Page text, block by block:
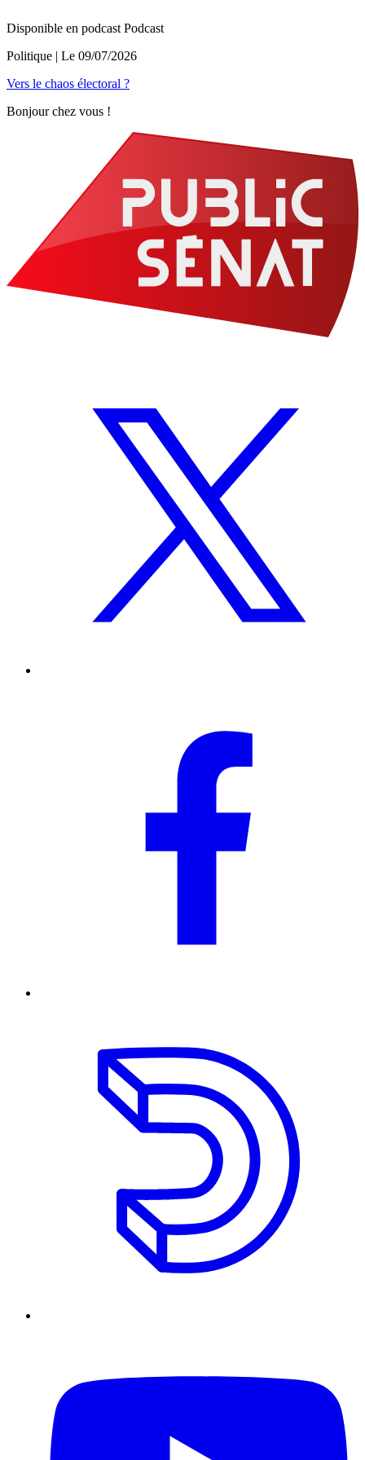
Disponible en podcast Podcast
Politique | Le 09/07/2026
Vers le chaos électoral ?
Bonjour chez vous !